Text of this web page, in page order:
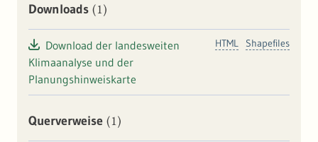
Downloads (1)
Shapefiles
HTML
Download der landesweiten
Klimaanalyse und der
Planungshinweiskarte
Querverweise (1)